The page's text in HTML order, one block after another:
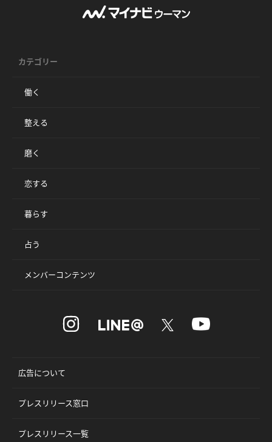
カテゴリー
働く
整える
磨く
恋する
暮らす
占う
メンバーコンテンツ
広告について
プレスリリース窓口
プレスリリース一覧